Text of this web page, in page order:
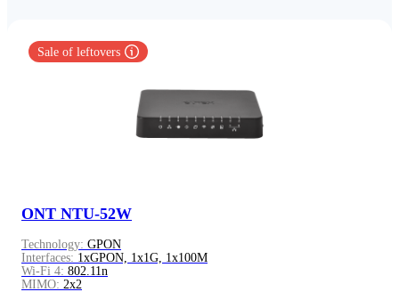
ONT NTU-52W
Technology: GPON
Interfaces: 1xGPON, 1x1G, 1x100M
Wi-Fi 4: 802.11n
MIMO: 2x2
Sale of leftovers